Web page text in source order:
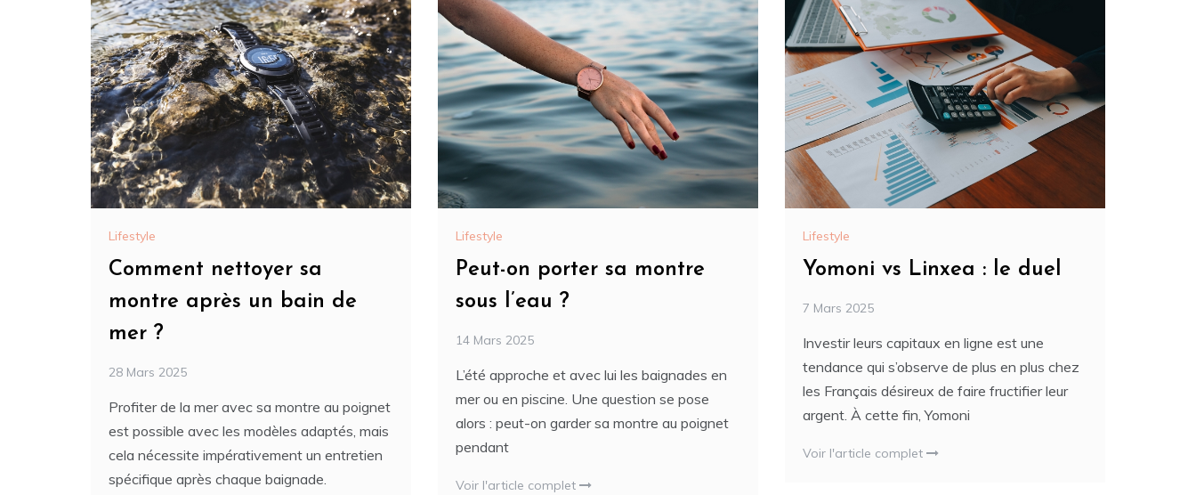
Lifestyle
Comment nettoyer sa
montre après un bain de
mer ?
28 Mars 2025
Profiter de la mer avec sa montre au poignet
est possible avec les modèles adaptés, mais
cela nécessite impérativement un entretien
spécifique après chaque baignade.
Lifestyle
Peut-on porter sa montre
sous l’eau ?
14 Mars 2025
L’été approche et avec lui les baignades en
mer ou en piscine. Une question se pose
alors : peut-on garder sa montre au poignet
pendant
Voir l'article complet
Lifestyle
Yomoni vs Linxea : le duel
7 Mars 2025
Investir leurs capitaux en ligne est une
tendance qui s’observe de plus en plus chez
les Français désireux de faire fructifier leur
argent. À cette fin, Yomoni
Voir l'article complet